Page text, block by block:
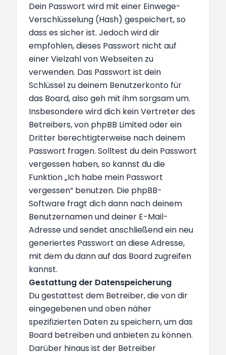
Dein Passwort wird mit einer Einwege-
Verschlüsselung (Hash) gespeichert, so
dass es sicher ist. Jedoch wird dir
empfohlen, dieses Passwort nicht auf
einer Vielzahl von Webseiten zu
verwenden. Das Passwort ist dein
Schlüssel zu deinem Benutzerkonto für
das Board, also geh mit ihm sorgsam um.
Insbesondere wird dich kein Vertreter des
Betreibers, von phpBB Limited oder ein
Dritter berechtigterweise nach deinem
Passwort fragen. Solltest du dein Passwort
vergessen haben, so kannst du die
Funktion „Ich habe mein Passwort
vergessen“ benutzen. Die phpBB-
Software fragt dich dann nach deinem
Benutzernamen und deiner E-Mail-
Adresse und sendet anschließend ein neu
generiertes Passwort an diese Adresse,
mit dem du dann auf das Board zugreifen
kannst.
Gestattung der Datenspeicherung
Du gestattest dem Betreiber, die von dir
eingegebenen und oben näher
spezifizierten Daten zu speichern, um das
Board betreiben und anbieten zu können.
Darüber hinaus ist der Betreiber